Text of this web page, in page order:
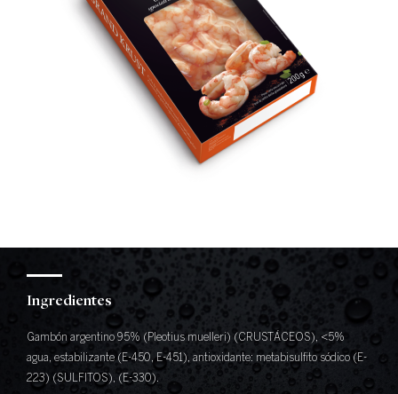
Ingredientes
Gambón argentino 95% (Pleotius muelleri) (CRUSTÁCEOS), <5%
agua, estabilizante (E-450, E-451), antioxidante: metabisulfito sódico (E-
223) (SULFITOS), (E-330).